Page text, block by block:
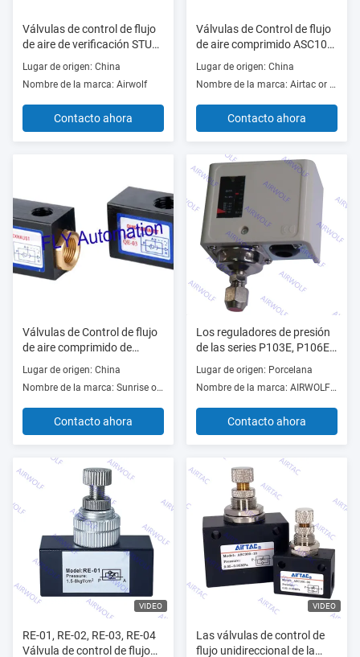
Válvulas de control de flujo
de aire de verificación STU
de aceleración
unidireccional
Lugar de origen: China
Nombre de la marca: Airwolf
Contacto ahora
Válvulas de Control de flujo
de aire comprimido ASC100-
06, ASC200-08, ASC300-
10,15
Lugar de origen: China
Nombre de la marca: Airtac or OEM
Contacto ahora
Válvulas de Control de flujo
de aire comprimido de
escape rápido QE-01, 02 QE,
QE-03, QE-04
Lugar de origen: China
Nombre de la marca: Sunrise or OEM
Contacto ahora
Los reguladores de presión
de las series P103E, P106E,
P110E, P120E, P130E
Lugar de origen: Porcelana
Nombre de la marca: AIRWOLF or OEM
Contacto ahora
VIDEO
RE-01, RE-02, RE-03, RE-04
Válvula de control de flujo
VIDEO
Las válvulas de control de
flujo unidireccional de la